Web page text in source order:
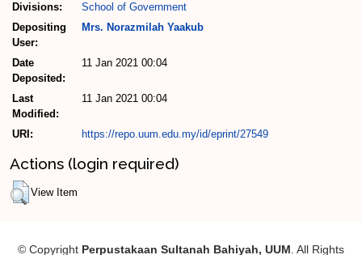
Divisions:
School of Government
Depositing
User:
Mrs. Norazmilah Yaakub
Date
Deposited:
11 Jan 2021 00:04
Last
Modified:
11 Jan 2021 00:04
URI: https://repo.uum.edu.my/id/eprint/27549
Actions (login required)
View Item
© Copyright Perpustakaan Sultanah Bahiyah, UUM . All Rights